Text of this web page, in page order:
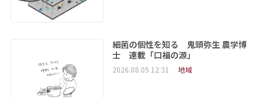
細菌の個性を知る 鬼頭弥生 農学博
士 連載「口福の源」
2026.08.05 12:31 地域